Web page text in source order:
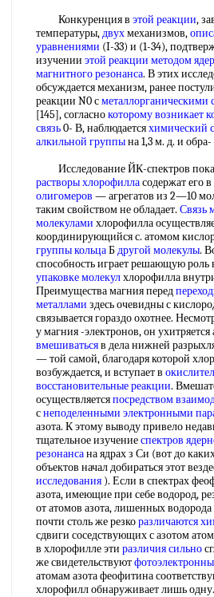
Конкуренция в этой реакции,
температуры,двухмеханизмов,
уравнениями (I-33) и (1-34),
изучении этой реакции методом
магнитного резонанса. В этих
обсуждается механизм, ранее
реакции N0 сметаллорганическими
[145], согласнокоторому возникает
связь0- В, наблюдаетсяхимический
алкильной группына 1,3 м. д. и обра-
Исследование ЙК-спектров
растворы хлорофилласодержат его в
олигомеров — агрегатов из 2—10
таким свойством не обладает. Связь
молекулами хлорофилла
координирующийся с. атомом
группы кольцаБдругой молекулы.
способность играет решающую роль
упаковке молекулхлорофилла
Преимущества магния перед
металлами здесь очевидны с
связывается гораздо охотнее.
у магния -электронов, он ухитряется
вмешиватьсяв дела нижней
— той самой, благодаря которой
возбуждается, и вступает в
восстановительные реакции.
осуществляетсяпосредством
снеподеленными электронными
азота. К этому выводу привело
тщательное изучениеспектров
резонансана ядрах з Си (вот до
объектов начал добираться этот
исследования ). Если в спектрах
азота, имеющие при себе водород,
от атомов азота, лишенных водорода
почти столь же резкоразличаются
сдвиги соседствующих с азотом
в хлорофилле эти различия сильно
же свидетельствуют
атомам азота феофитина
хлорофилл обнаруживает лишь одну.